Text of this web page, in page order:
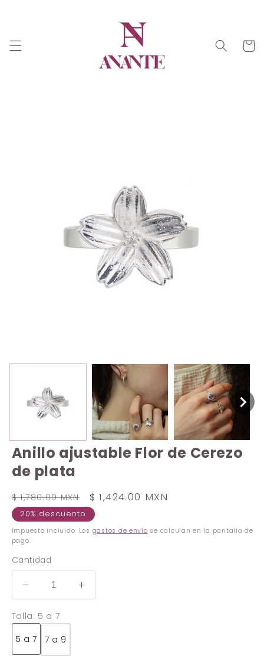
Carrito
Anillo ajustable Flor de Cerezo
de plata
Precio
habitual
$ 1,780.00 MXN
Precio
de
oferta
$ 1,424.00 MXN
20% descuento
Impuesto incluido. Los gastos de envío se calculan en la pantalla de
pago.
Cantidad
Reducir
cantidad
para
Anillo
ajustable
Flor
Aumentar
cantidad
Talla: 5 a 7
5 a 7
7 a 9